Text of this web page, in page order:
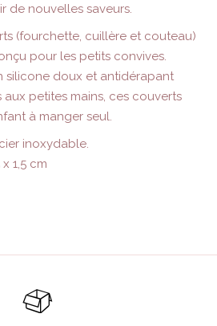
de nouvelles saveurs.
(fourchette, cuillère et couteau)
pour les petits convives.
silicone doux et antidérapant
petites mains, ces couverts
à manger seul.
inoxydable.
1,5 cm